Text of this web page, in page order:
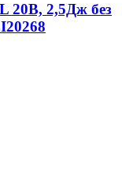
20В, 2,5Дж без